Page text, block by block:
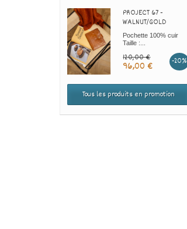
PROJECT 67 -
WALNUT/GOLD
Pochette 100% cuir
Taille :...
120,00 € -20%
96,00 €
Tous les produits en promotion